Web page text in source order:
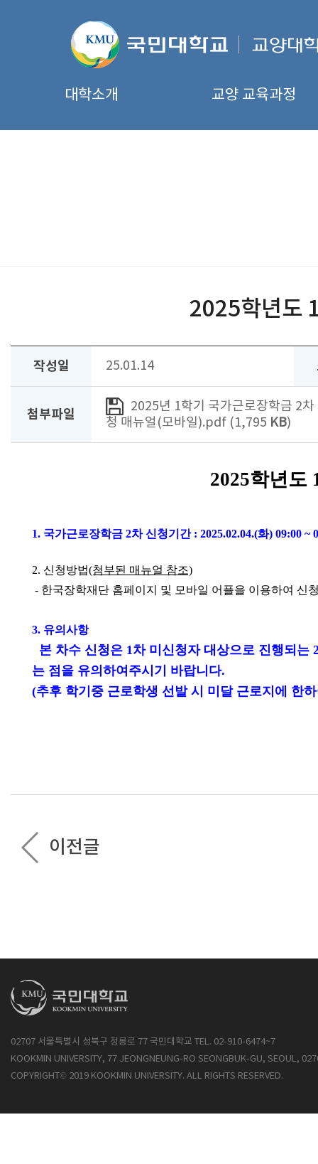
대학소개 교양 교육과정
2025학년도
작성일 25.01.14
첨부파일
2025년 1학기 국가근로장학금 2
청 매뉴얼(모바일).pdf (1,795 KB)
2025학년도
1. 국가근로장학금 2차 신청기간 : 2025.02.04.(화) 09:00 ~
2. 신청방법(첨부된 매뉴얼 참조)
- 한국장학재단 홈페이지 및 모바일 어플을 이용하여 신
3. 유의사항
본 차수 신청은 1차 미신청자 대상으로 진행되
는 점을 유의하여주시기 바랍니다.
(추후 학기중 근로학생 선발 시 미달 근로지에 한
이전글
02707 서울특별시 성북구 정릉로 77 국민대학교 TEL. 02-910-6474~7
KOOKMIN UNIVERSITY, 77 JEONGNEUNG-RO SEONGBUK-GU, SEOUL,
COPYRIGHT© 2019 KOOKMIN UNIVERSITY. ALL RIGHTS RESERVED.